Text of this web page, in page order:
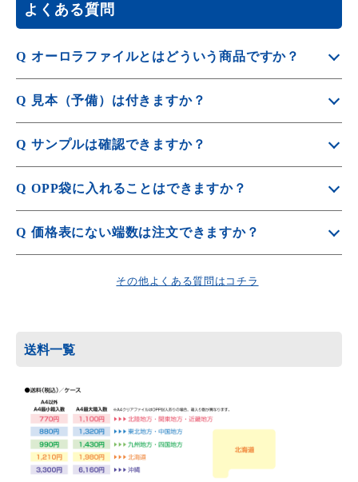
よくある質問
Q オーロラファイルとはどういう商品ですか？
A オーロラファイルとは七色の輝きでオーロラのような反射
光が美しい特殊なクリアファイルです。
かさまーとではプレミアファイルとして特殊素材のファイ
ルも取り扱っています。
Q 見本（予備）は付きますか？
A オフセット印刷の場合、1種につき5枚お付けしています。
詳しくは
見本について をご覧ください。
Q サンプルは確認できますか？
A 素材や形状、印刷品質をご確認いただけるサンプルを豊富
にご用意しております。
サンプルは
無料サンプル請求 よりお申込みください。
Q OPP袋に入れることはできますか？
A OPP袋封入オプションをご利用ください。
OPP封入オプションご利用の場合は、3営業日納期がプラ
スされます。
Q 価格表にない端数は注文できますか？
A 価格表掲載数量内は10枚単位から対応可能です。
価格表に掲載されていない数量でも注文できます
その他よくある質問はコチラ
送料一覧